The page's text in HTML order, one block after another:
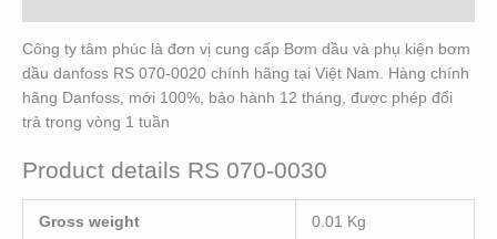
Công ty tâm phúc là đơn vị cung cấp Bơm dầu và phụ kiện bơm
dầu danfoss RS 070-0020 chính hãng tại Việt Nam. Hàng chính
hãng Danfoss, mới 100%, bảo hành 12 tháng, được phép đổi
trả trong vòng 1 tuần
Product details RS 070-0030
Gross weight 0.01 Kg